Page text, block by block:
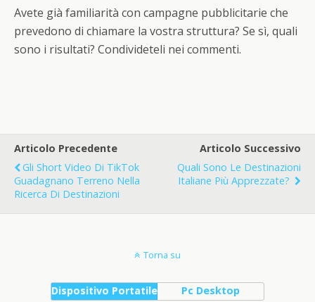
Avete già familiarità con campagne pubblicitarie che
prevedono di chiamare la vostra struttura? Se sì, quali
sono i risultati? Condivideteli nei commenti.
Articolo Precedente
Gli Short Video Di TikTok
Guadagnano Terreno Nella
Ricerca Di Destinazioni
Articolo Successivo
Quali Sono Le Destinazioni
Italiane Più Apprezzate?
Torna su
Dispositivo Portatile Pc Desktop